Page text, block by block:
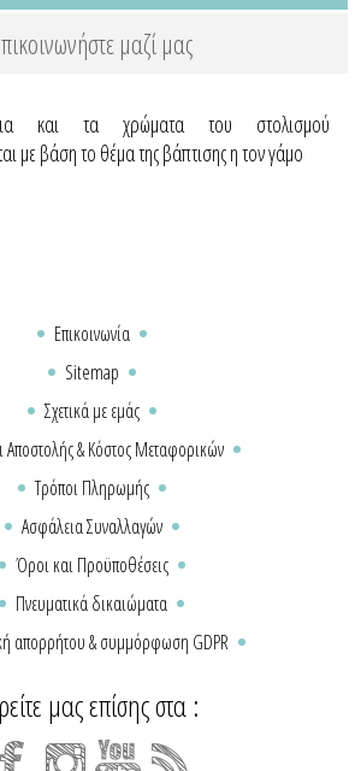
μαζί μας
και τα χρώματα του στολισμού
με βάση το θέμα της βάπτισης η τον γάμο
Επικοινωνία
Sitemap
Σχετικά με εμάς
Αποστολής & Κόστος Μεταφορικών
Τρόποι Πληρωμής
Ασφάλεια Συναλλαγών
Όροι και Προϋποθέσεις
Πνευματικά δικαιώματα
απορρήτου & συμμόρφωση GDPR
μας επίσης στα :